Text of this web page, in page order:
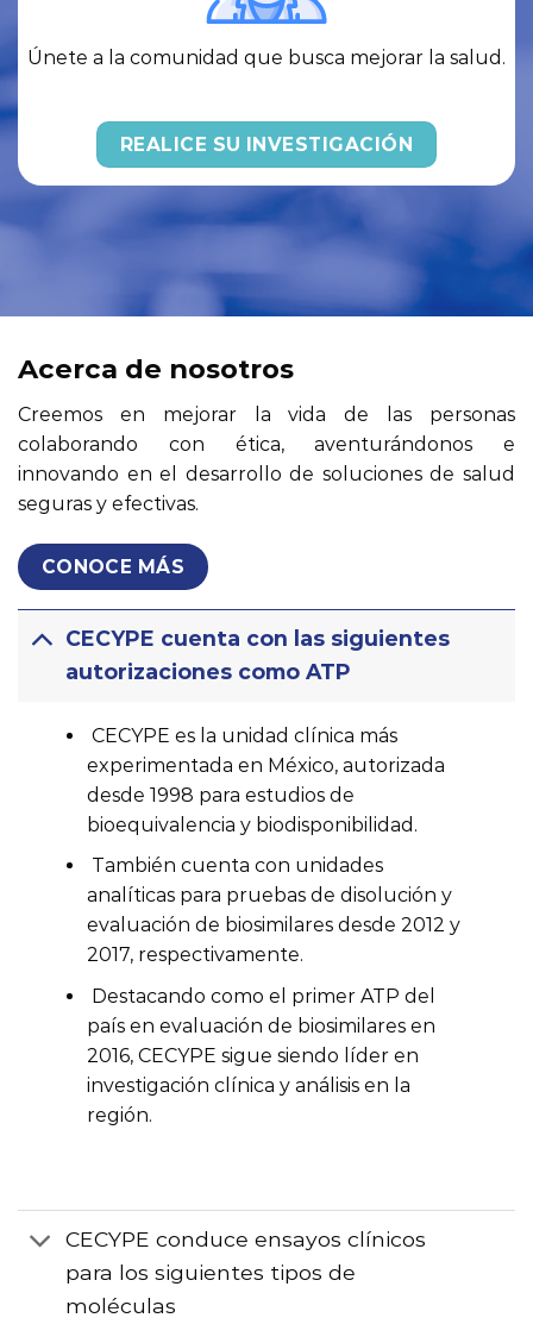
Realiza estudios de investigación clínica
multicéntricos.
Únete a la comunidad que busca mejorar la salud.
REALICE SU INVESTIGACIÓN
Acerca de nosotros
Creemos en mejorar la vida de las personas
innovando en el desarrollo de soluciones de salud
seguras y efectivas.
CONOCE MÁS
autorizaciones como ATP
CECYPE es la unidad clínica más
experimentada en México, autorizada